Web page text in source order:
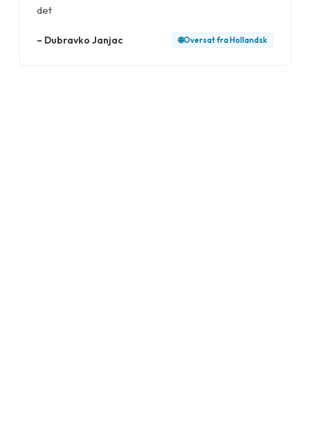
det
– Dubravko Janjac 🌐Oversat fra Hollandsk